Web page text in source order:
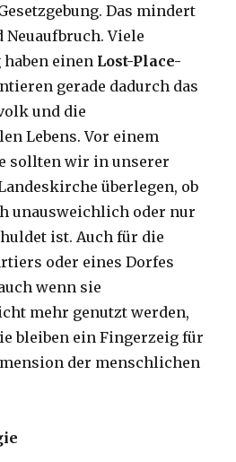
Das mindert
Viele
einen Lost-Place-
gerade dadurch das
und die
Lebens. Vor einem
sollten wir in unserer
überlegen, ob
unausweichlich oder nur
ist. Auch für die
oder eines Dorfes
wenn sie
mehr genutzt werden,
bleiben ein Fingerzeig für
der menschlichen